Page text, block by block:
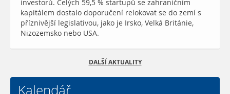
investorů. Celých 59,5 % startupů se zahraničním
kapitálem dostalo doporučení relokovat se do zemí s
příznivější legislativou, jako je Irsko, Velká Británie,
Nizozemsko nebo USA.
DALŠÍ AKTUALITY
Kalendář